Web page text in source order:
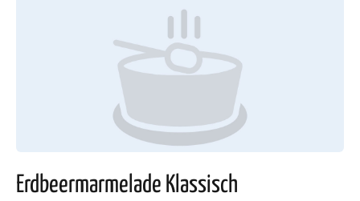
Erdbeermarmelade Klassisch